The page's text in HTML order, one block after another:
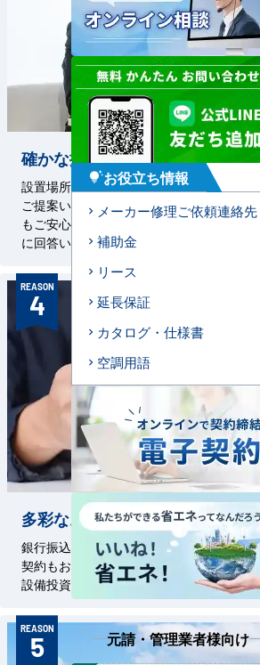
確かな提案力
設置場所に合わせた工事方法や、ご予算
ご提案いたします。初めて業務用エアコ
もご安心ください。経験豊富な担当者が
に回答いたします。
REASON
4
多彩なお支払い方法
銀行振込、クレジットカード払いはもち
契約もお選びいただけます。初期費用が無
設備投資のご負担を軽減し分割でのお支払
REASON
5
tips_and_updatesお役立ち情報
メーカー修理ご依頼連絡先
補助金
リース
延長保証
カタログ・仕様書
空調用語
元請・管理業者様向け